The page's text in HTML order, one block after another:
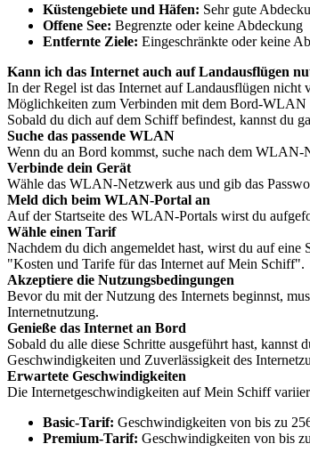
Küstengebiete und Häfen: Sehr gute
Offene See: Begrenzte oder keine Abdeckung
Entfernte Ziele: Eingeschränkte oder keine
Kann ich das Internet auch auf Landausflügen
In der Regel ist das Internet auf Landausflügen
Möglichkeiten zum Verbinden mit dem Bord-WLAN
Sobald du dich auf dem Schiff befindest, kannst du
Suche das passende WLAN
Wenn du an Bord kommst, suche nach dem
Verbinde dein Gerät
Wähle das WLAN-Netzwerk aus und gib das
Meld dich beim WLAN-Portal an
Auf der Startseite des WLAN-Portals wirst du
Wähle einen Tarif
Nachdem du dich angemeldet hast, wirst du auf
"Kosten und Tarife für das Internet auf Mein Schiff".
Akzeptiere die Nutzungsbedingungen
Bevor du mit der Nutzung des Internets beginnst,
Internetnutzung.
Genieße das Internet an Bord
Sobald du alle diese Schritte ausgeführt hast,
Geschwindigkeiten und Zuverlässigkeit des
Erwartete Geschwindigkeiten
Die Internetgeschwindigkeiten auf Mein Schiff
Basic-Tarif: Geschwindigkeiten von bis zu
Premium-Tarif: Geschwindigkeiten von bis